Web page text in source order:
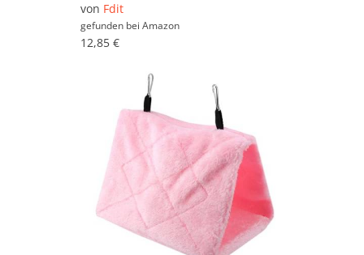
von Fdit
gefunden bei Amazon
12,85 €